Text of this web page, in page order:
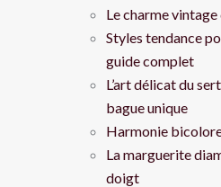
Le charme vintage
Styles tendance
guide complet
L’art délicat du
bague unique
Harmonie
La marguerite
doigt